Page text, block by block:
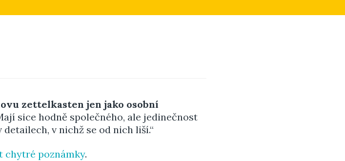
zettelkasten jen jako osobní
sice hodně společného, ale jedinečnost
v nichž se od nich liší.“
chytré poznámky.